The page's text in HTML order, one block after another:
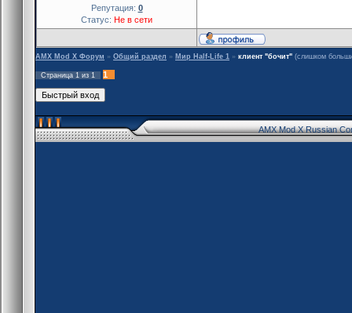
Репутация: 0
Статус: Не в сети
AMX Mod X Форум » Общий раздел » Мир Half-Life 1 » клиент "бочит" (слишком
Страница 1 из 1 1
AMX Mod X Russian